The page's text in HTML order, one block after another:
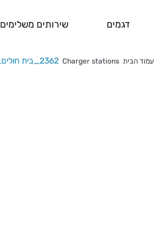
דגמים שירותים משלימים
עמוד הבית Charger stations 2362_בית חולים_הדסה_ עין כרם_חנייה_ליד אשפוז